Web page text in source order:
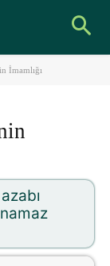
İmamlığı